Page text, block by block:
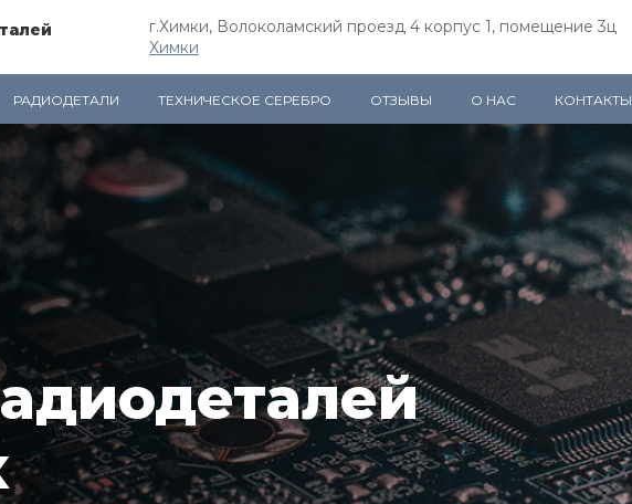
г.Химки, Волоколамский проезд 4 корпус 1, помещение 3ц
Химки
РАДИОДЕТАЛИ ТЕХНИЧЕСКОЕ СЕРЕБРО ОТЗЫВЫ О НАС КОНТАКТЫ